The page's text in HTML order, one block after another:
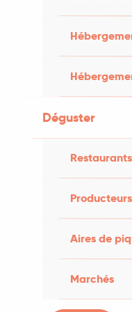
Déguster
Aires de
Marchés